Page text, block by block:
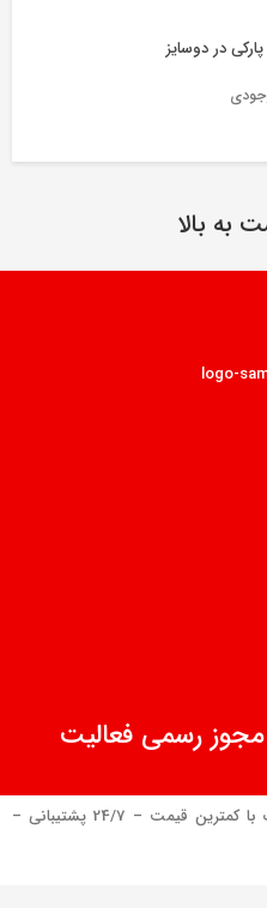
در دوسایز
به بالا
رسمی فعالیت
عکاس مارکت فروش مستقیم محصولات با کمترین قیمت – 24/7 پشتیبانی –